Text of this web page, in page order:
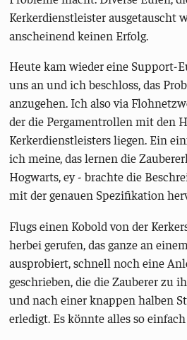
Kerkerdienstleister ausgetauscht
anscheinend keinen Erfolg.
Heute kam wieder eine Support-
uns an und ich beschloss, das
anzugehen. Ich also via
der die Pergamentrollen mit den
Kerkerdienstleisters liegen. Ein
ich meine, das lernen die
Hogwarts, ey - brachte die
mit der genauen Spezifikation
Flugs einen Kobold von der
herbei gerufen, das ganze an
ausprobiert, schnell noch eine
geschrieben, die die Zauberer zu
und nach einer knappen halben
erledigt. Es könnte alles so einfach